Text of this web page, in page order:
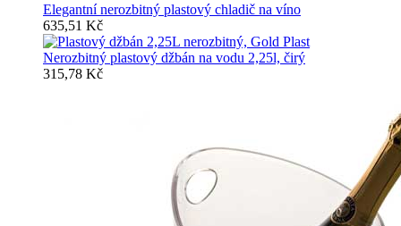
Elegantní nerozbitný plastový chladič na víno
635,51 Kč
Nerozbitný plastový džbán na vodu 2,25l, čirý
315,78 Kč